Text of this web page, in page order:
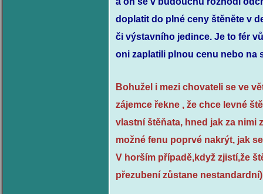
doplatit do plné ceny štěněte v
či výstavního jedince. Je to fér
oni zaplatili plnou cenu nebo na
Bohužel i mezi chovateli se ve
zájemce řekne , že chce levné
vlastní štěňata, hned jak za nimi
možné fenu poprvé nakrýt, jak
V horším případě,když zjistí,že
přezubení zůstane